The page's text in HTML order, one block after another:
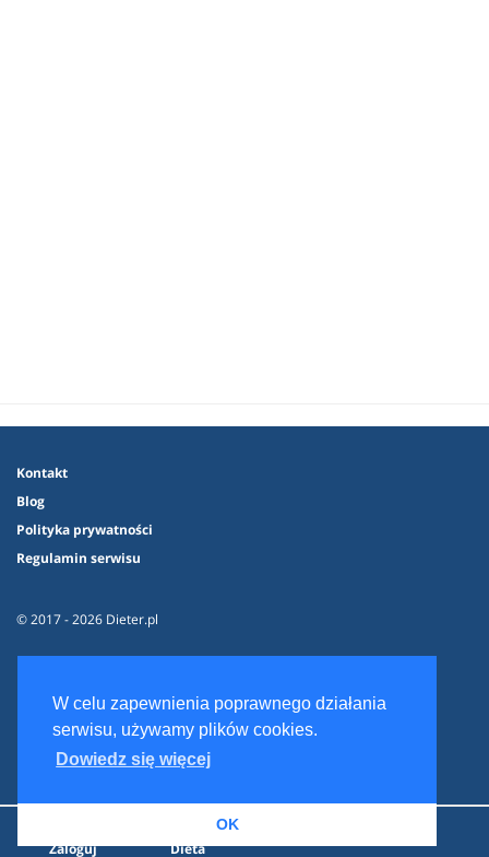
W celu zapewnienia poprawnego działania
serwisu, używamy plików cookies.
Dowiedz się więcej
OK
Kontakt
Blog
Polityka prywatności
Regulamin serwisu
© 2017 - 2026 Dieter.pl
Zaloguj Dieta